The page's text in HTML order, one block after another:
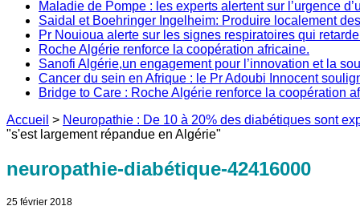
Maladie de Pompe : les experts alertent sur l’urgence
Saidal et Boehringer Ingelheim: Produire localement
Pr Nouioua alerte sur les signes respiratoires qui
Roche Algérie renforce la coopération africaine.
Sanofi Algérie,un engagement pour l’innovation et la
Cancer du sein en Afrique : le Pr Adoubi Innocent
Bridge to Care : Roche Algérie renforce la coopération
Accueil > Neuropathie : De 10 à 20% des diabétiques sont
"s'est largement répandue en Algérie"
neuropathie-diabétique-42416000
25 février 2018